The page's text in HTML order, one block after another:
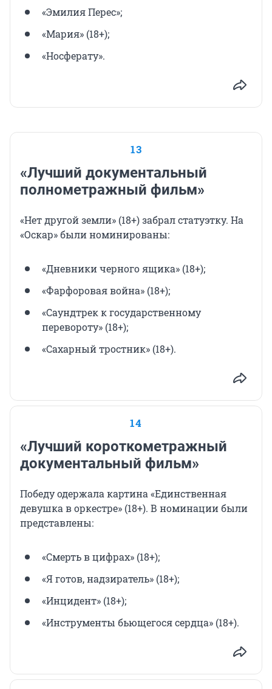
«Эмилия Перес»;
«Мария» (18+);
«Носферату».
13
«Лучший документальный
полнометражный фильм»
«Нет другой земли» (18+) забрал статуэтку. На
«Оскар» были номинированы:
«Дневники черного ящика» (18+);
«Фарфоровая война» (18+);
«Саундтрек к государственному
перевороту» (18+);
«Сахарный тростник» (18+).
14
«Лучший короткометражный
документальный фильм»
Победу одержала картина «Единственная
девушка в оркестре» (18+). В номинации были
представлены:
«Смерть в цифрах» (18+);
«Я готов, надзиратель» (18+);
«Инцидент» (18+);
«Инструменты бьющегося сердца» (18+).